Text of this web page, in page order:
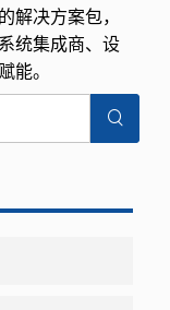
解决方案包，
统集成商、设
能。